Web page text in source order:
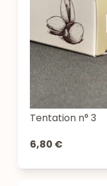
Tentation n° 3
6,80 €